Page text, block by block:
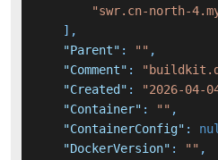
"swr.cn-north-
] ,
"Parent" : "" ,
"Comment" :
"Created" : "2026-04-
"Container" : "" ,
"ContainerConfig" :
"DockerVersion" : "" ,